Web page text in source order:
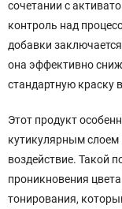
сочетании с
контроль над
добавки
она эффективно
стандартную
Этот продукт
кутикулярным слоем
воздействие. Такой
проникновения
тонирования,